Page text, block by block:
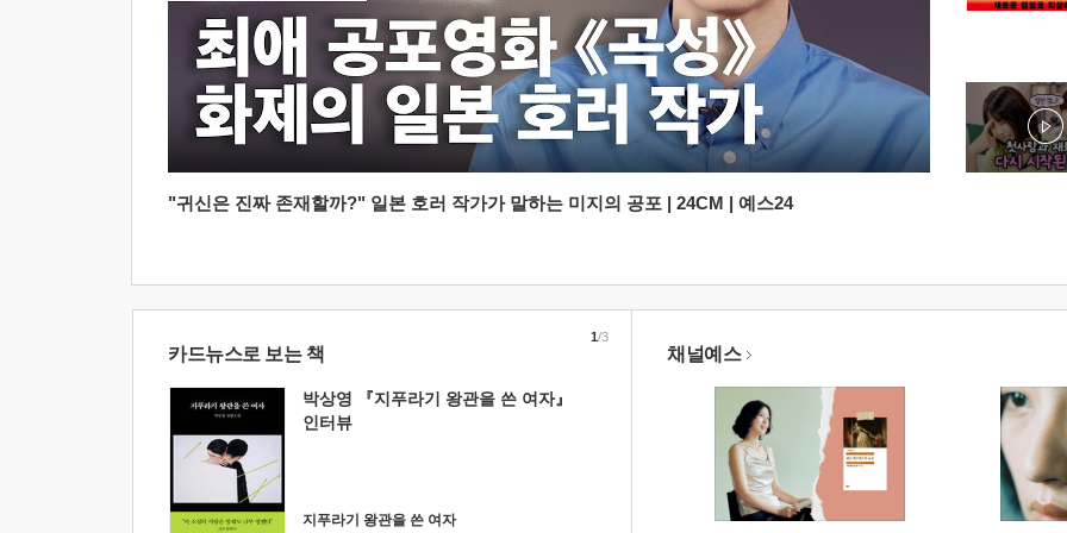
"귀신은 진짜 존재할까?" 일본 호러 작가가 말하는 미지의 공포 | 24CM | 예스24
카드뉴스로 보는 책
박상영 『지푸라기 왕관을 쓴 여자』
인터뷰
지푸라기 왕관을 쓴 여자
1/3
채널예스